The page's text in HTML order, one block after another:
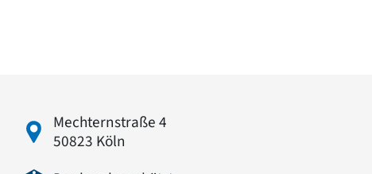
Mechternstraße 4
50823 Köln